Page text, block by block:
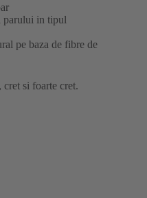
parului in tipul
pe baza de fibre de
cret si foarte cret.